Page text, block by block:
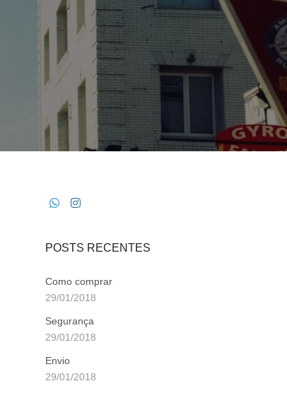
POSTS RECENTES
Como comprar
29/01/2018
Segurança
29/01/2018
Envio
29/01/2018